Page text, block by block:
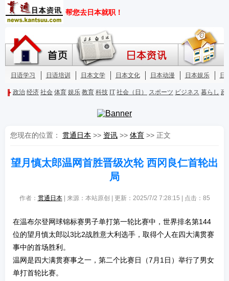
您现在的位置： 贯通日本 >> 资讯 >> 体育 >> 正文
望月慎太郎温网首胜晋级次轮 西冈良仁首轮出
局
作者： 贯通日本| 来源：本站原创 | 更新：2025/7/2 7:28:15 | 点击： 85
在温布尔登网球锦标赛男子单打第一轮比赛中，世界排名第144
位的望月慎太郎以3比2战胜意大利选手，取得个人在四大满贯赛
事中的首场胜利。
温网是四大满贯赛事之一，第二个比赛日（7月1日）举行了男女
单打首轮比赛。